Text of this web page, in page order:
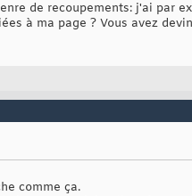
de recoupements: j'ai par
à ma page ? Vous avez
comme ça.